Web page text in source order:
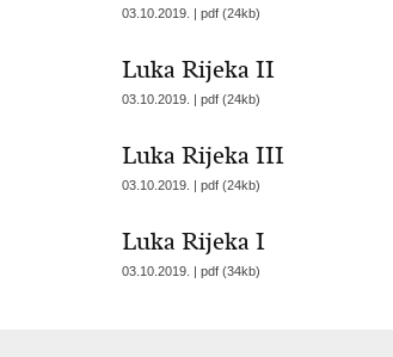
03.10.2019. | pdf (24kb)
Luka Rijeka II
03.10.2019. | pdf (24kb)
Luka Rijeka III
03.10.2019. | pdf (24kb)
Luka Rijeka I
03.10.2019. | pdf (34kb)